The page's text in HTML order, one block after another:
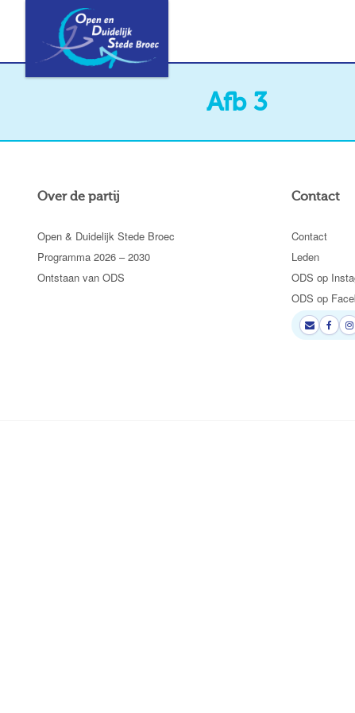
Afb 3
Over de partij
Open & Duidelijk Stede Broec
Programma 2026 – 2030
Ontstaan van ODS
Contact
Contact
Leden
ODS op
ODS op